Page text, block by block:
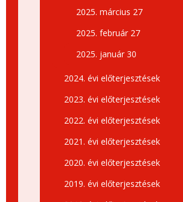
2025. március 27
2025. február 27
2025. január 30
2024. évi előterjesztések
2023. évi előterjesztések
2022. évi előterjesztések
2021. évi előterjesztések
2020. évi előterjesztések
2019. évi előterjesztések